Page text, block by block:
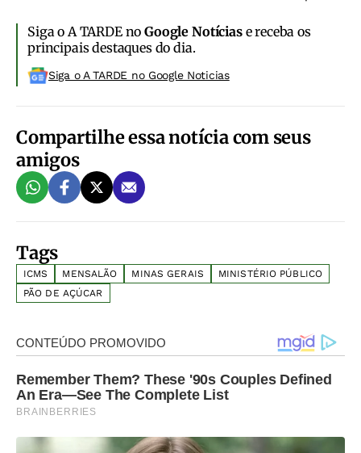
Siga o A TARDE noGoogle Notíciase receba os
principais destaques do dia.
Siga o A TARDE no Google Noticias
Compartilhe essa notícia com seus
amigos
Tags
ICMS MENSALÃO MINAS GERAIS
MINISTÉRIO PÚBLICO
PÃO DE AÇÚCAR